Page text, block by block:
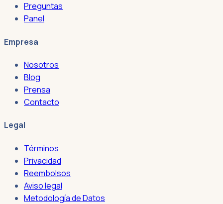
Preguntas
Panel
Empresa
Nosotros
Blog
Prensa
Contacto
Legal
Términos
Privacidad
Reembolsos
Aviso legal
Metodología de Datos